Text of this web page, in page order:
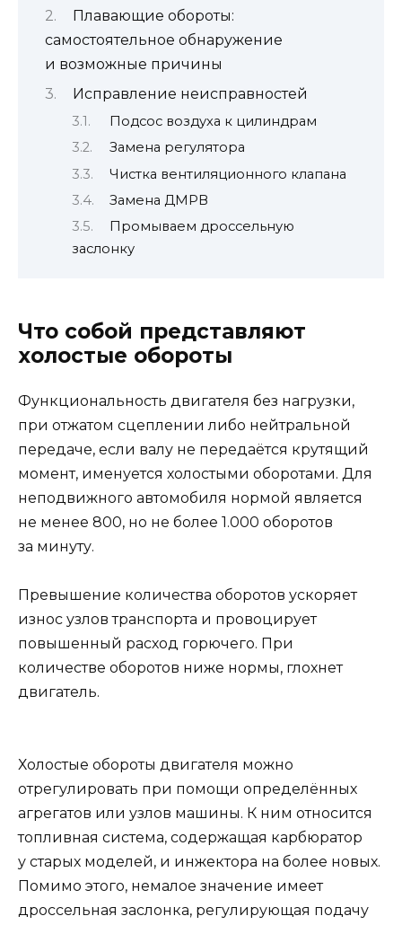
Плавающие обороты:
самостоятельное обнаружение
и возможные причины
Исправление неисправностей
Подсос воздуха к цилиндрам
Замена регулятора
Чистка вентиляционного клапана
Замена ДМРВ
Промываем дроссельную
заслонку
Что собой представляют
холостые обороты
Функциональность двигателя без нагрузки,
при отжатом сцеплении либо нейтральной
передаче, если валу не передаётся крутящий
момент, именуется холостыми оборотами. Для
неподвижного автомобиля нормой является
не менее 800, но не более 1.000 оборотов
за минуту.
Превышение количества оборотов ускоряет
износ узлов транспорта и провоцирует
повышенный расход горючего. При
количестве оборотов ниже нормы, глохнет
двигатель.
Холостые обороты двигателя можно
отрегулировать при помощи определённых
агрегатов или узлов машины. К ним относится
топливная система, содержащая карбюратор
у старых моделей, и инжектора на более новых.
Помимо этого, немалое значение имеет
дроссельная заслонка, регулирующая подачу